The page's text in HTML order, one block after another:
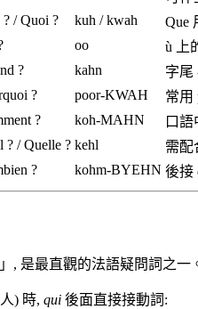
? / Quoi ? kuh / kwah
Que
oo
ù 上
? kahn
字尾
? poor-KWAH
常用
? koh-MAHN
口
? / Quelle ? kehl
需配
? kohm-BYEHN 後接
, 是最直觀的法語疑問詞之一
) 時, qui 後面直接接動詞: